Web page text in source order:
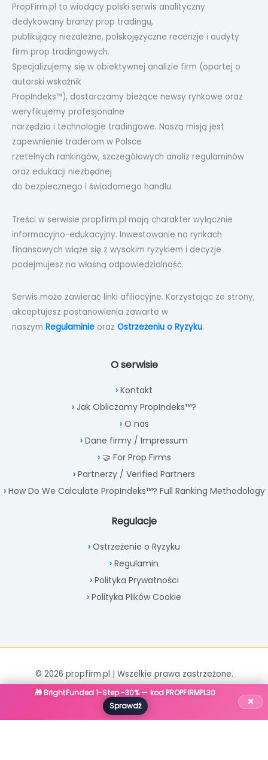
PropFirm.pl to wiodący polski serwis analityczny
dedykowany branży prop tradingu,
publikujący niezależne, polskojęzyczne recenzje i audyty
firm prop tradingowych.
Specjalizujemy się w obiektywnej analizie firm (opartej o
autorski wskaźnik
PropIndeks™), dostarczamy bieżące newsy rynkowe oraz
weryfikujemy profesjonalne
narzędzia i technologie tradingowe. Naszą misją jest
zapewnienie traderom w Polsce
rzetelnych rankingów, szczegółowych analiz regulaminów
oraz edukacji niezbędnej
do bezpiecznego i świadomego handlu.
Treści w serwisie propfirm.pl mają charakter wyłącznie
informacyjno-edukacyjny. Inwestowanie na rynkach
finansowych wiąże się z wysokim ryzykiem i decyzje
podejmujesz na własną odpowiedzialność.
Serwis może zawierać linki afiliacyjne. Korzystając ze strony,
akceptujesz postanowienia zawarte w
naszym Regulaminie oraz Ostrzeżeniu o Ryzyku.
O serwisie
Kontakt
Jak Obliczamy PropIndeks™?
O nas
Dane firmy / Impressum
🤝 For Prop Firms
Partnerzy / Verified Partners
How Do We Calculate PropIndeks™? Full Ranking Methodology
Regulacje
Ostrzeżenie o Ryzyku
Regulamin
Polityka Prywatności
Polityka Plików Cookie
© 2026 propfirm.pl | Wszelkie prawa zastrzeżone.
🎁 BrightFunded 1-Step -30% — kod PROPFIRMPL30
Sprawdź
×